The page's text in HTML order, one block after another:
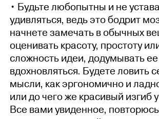
• Будьте любопытны и не
удивляться, ведь это бодрит
начнете замечать в обычных
оценивать красоту, простоту
сложность идеи, додумывать
вдохновляться. Будете ловить
мысли, как эргономично и
или до чего же красивый изгиб
Все вами увиденное,